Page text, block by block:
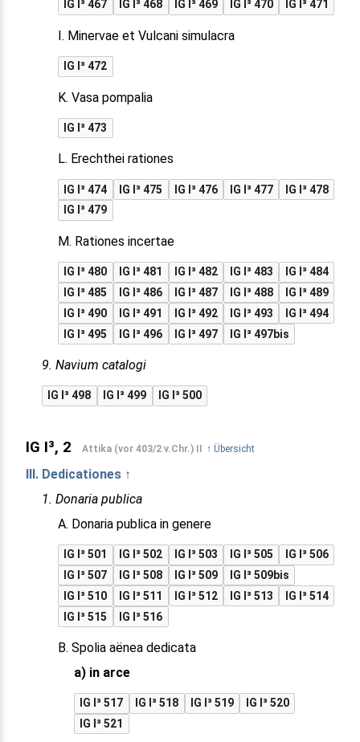
IG I³ 467 IG I³ 468 IG I³ 469 IG I³ 470 IG I³ 471
I. Minervae et Vulcani simulacra
IG I³ 472
K. Vasa pompalia
IG I³ 473
L. Erechthei rationes
IG I³ 474 IG I³ 475 IG I³ 476 IG I³ 477
IG I³ 478
IG I³ 479
M. Rationes incertae
IG I³ 480 IG I³ 481 IG I³ 482 IG I³ 483
IG I³ 484
IG I³ 485
IG I³ 486 IG I³ 487 IG I³ 488
IG I³ 489
IG I³ 490
IG I³ 491 IG I³ 492 IG I³ 493
IG I³ 494
IG I³ 495
IG I³ 496 IG I³ 497 IG I³ 497bis
9. Navium catalogi
IG I³ 498 IG I³ 499 IG I³ 500
IG I³, 2 Attika (vor 403/2 v.Chr.) II ↑ Übersicht
III. Dedicationes ↑
1. Donaria publica
A. Donaria publica in genere
IG I³ 501 IG I³ 502 IG I³ 503 IG I³ 505
IG I³ 506
IG I³ 507
IG I³ 508 IG I³ 509
IG I³ 509bis
IG I³ 510
IG I³ 511 IG I³ 512 IG I³ 513
IG I³ 514
IG I³ 515
IG I³ 516
B. Spolia aënea dedicata
a) in arce
IG I³ 517 IG I³ 518 IG I³ 519
IG I³ 520
IG I³ 521